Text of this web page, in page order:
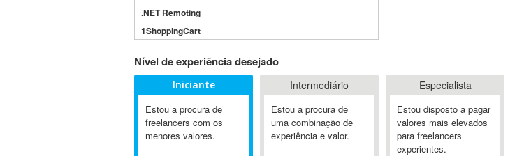
.NET Remoting
1ShoppingCart
3GSM
4D Dimension
802.11
A&P
A-GPS
Nível de experiência desejado
Iniciante
Estou a procura de
freelancers com os
menores valores.
Intermediário
Estou a procura de
uma combinação de
experiência e valor.
Especialista
Estou disposto a pagar
valores mais elevados
para freelancers
experientes.